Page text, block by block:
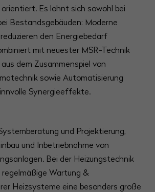
Es lohnt sich sowohl bei
Bestandsgebäuden: Moderne
den Energiebedarf
mit neuester MSR-Technik
dem Zusammenspiel von
sowie Automatisierung
Synergieeffekte.
und Projektierung,
und Inbetriebnahme von
Bei der Heizungstechnik
regelmäßige Wartung &
Heizsysteme eine besonders große